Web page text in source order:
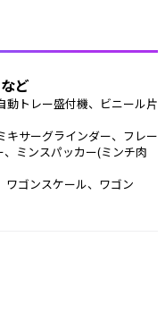
ど
ミンスパッカー(ミンチ肉
ワゴンスケール、ワゴン